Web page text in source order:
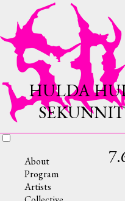
About
Program
Artists
HULDA